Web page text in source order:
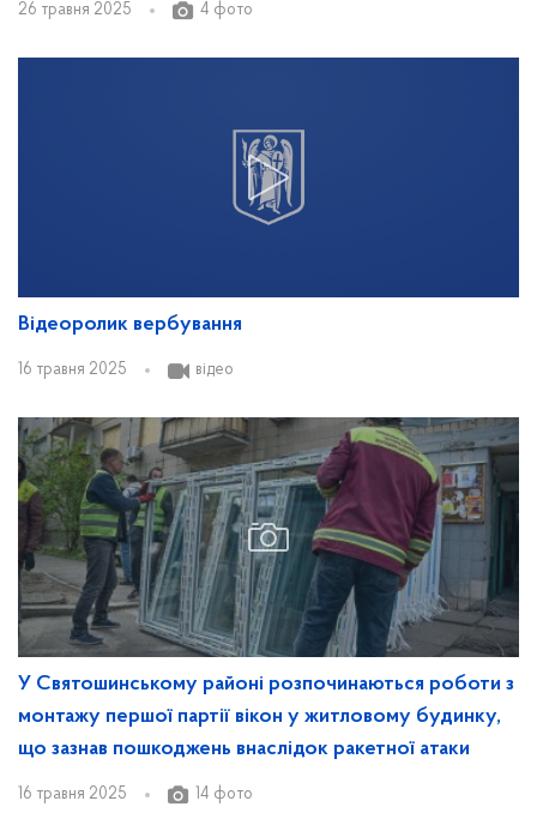
26 травня 2025 4 фото
Відеоролик вербування
16 травня 2025 відео
У Святошинському районі розпочинаються роботи з
монтажу першої партії вікон у житловому будинку,
що зазнав пошкоджень внаслідок ракетної атаки
16 травня 2025 14 фото